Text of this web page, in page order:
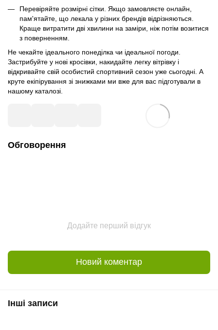
Перевіряйте розмірні сітки. Якщо замовляєте онлайн,
пам'ятайте, що лекала у різних брендів відрізняються.
Краще витратити дві хвилини на заміри, ніж потім возитися
з поверненням.
Не чекайте ідеального понеділка чи ідеальної погоди.
Застрибуйте у нові кросівки, накидайте легку вітрівку і
відкривайте свій особистий спортивний сезон уже сьогодні. А
круте екіпірування зі знижками ми вже для вас підготували в
нашому каталозі.
Обговорення
Додайте перший відгук
Новий коментар
Інші записи